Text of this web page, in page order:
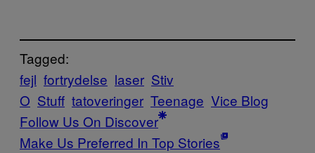
Tagged:
fejl fortrydelse laser Stiv
O Stuff tatoveringer Teenage Vice Blog
Follow Us On Discover
Make Us Preferred In Top Stories